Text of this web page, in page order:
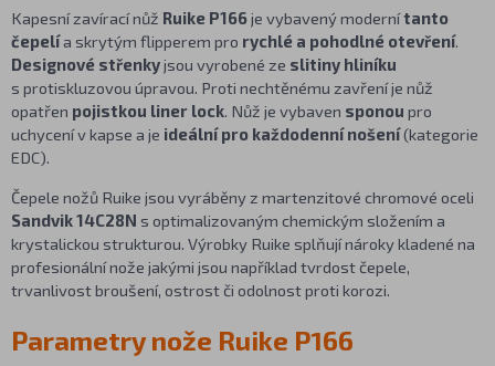
Kapesní zavírací nůž Ruike P166je vybavený modernítanto
čepelía skrytým flipperem pro rychlé a pohodlné otevření.
Designové střenkyjsou vyrobené ze slitiny hliníku
s protiskluzovou úpravou. Proti nechtěnému zavření je nůž
opatřen pojistkou liner lock. Nůž je vybaven sponou pro
uchycení v kapse a je ideální pro každodenní nošení(kategorie
EDC).
Čepele nožů Ruike jsou vyráběny z martenzitové chromové oceli
Sandvik 14C28N s optimalizovaným chemickým složením a
krystalickou strukturou. Výrobky Ruike splňují nároky kladené na
profesionální nože jakými jsou například tvrdost čepele,
trvanlivost broušení, ostrost či odolnost proti korozi.
Parametry nože Ruike P166